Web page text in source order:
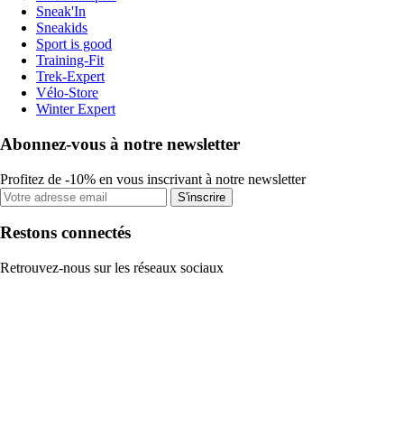
Sneak'In
Sneakids
Sport is good
Training-Fit
Trek-Expert
Vélo-Store
Winter Expert
Abonnez-vous à notre newsletter
Profitez de -10% en vous inscrivant à notre newsletter
S'inscrire
Restons connectés
Retrouvez-nous sur les réseaux sociaux